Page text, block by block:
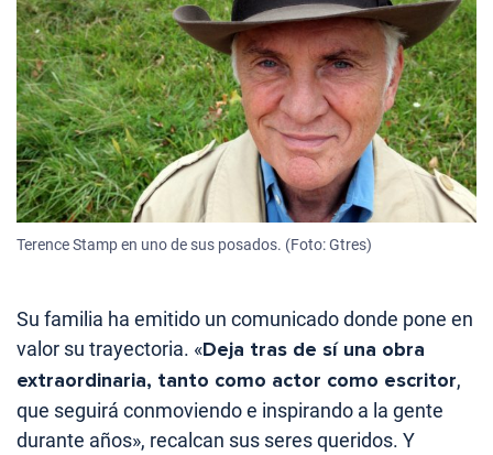
Terence Stamp en uno de sus posados. (Foto: Gtres)
Su familia ha emitido un comunicado donde pone en
valor su trayectoria. «Deja tras de sí una obra
extraordinaria, tanto como actor como escritor,
que seguirá conmoviendo e inspirando a la gente
durante años», recalcan sus seres queridos. Y